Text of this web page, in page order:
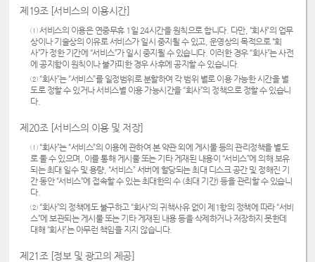
제19조 [서비스의 이용시간]
① 서비스의 이용은 연중무휴 1일 24시간을 원칙으로 합니다. 다만, “회사”의 업무
상이나 기술상의 이유로 서비스가 일시 중지될 수 있고, 운영상의 목적으로 “회
사”가 정한 기간에 “서비스”가 일시 중지될 수 있습니다. 이러한 경우 “회사”는 사전
에 공지함이 원칙이나 불가피한 경우 사후에 공지할 수 있습니다.
② “회사”는 “서비스”를 일정범위로 분할하여 각 범위 별로 이용 가능한 시간을 별
도로 정할 수 있거나 서비스별 이용 가능시간을 “회사”의 정책으로 정할 수 있습니
다.
제20조 [서비스의 이용 및 저장]
① “회사”는 “서비스”의 이용에 관하여 본 약관 외에 게시물 등의 관리정책을 별도
로 둘 수 있으며, 이를 통해 게시물 또는 기타 게재된 내용이 “서비스”에 의해 보유
되는 최대 일수 및 용량, “서비스” 서버에 할당되는 최대 디스크 공간 및 정해진 기
간 동안 “서비스”에 접속할 수 있는 최대한의 수 (최대 기간) 등을 관리할 수 있습니
다.
② “회사”의 정책에도 불구하고 “회사”의 귀책사유 없이 제1항의 정책에 따라 “서비
스”에 보관되는 게시물 또는 기타 게재된 내용 등을 삭제하거나 저장하지 못한데
대해 “회사”는 아무런 책임을 지지 않습니다.
제21조 [정보 및 광고의 제공]